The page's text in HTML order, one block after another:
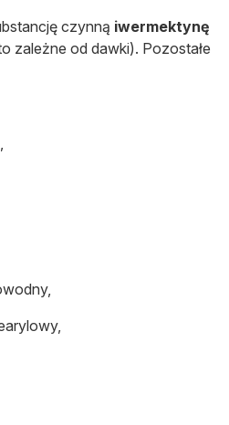
czynną iwermektynę
zależne od dawki). Pozostałe